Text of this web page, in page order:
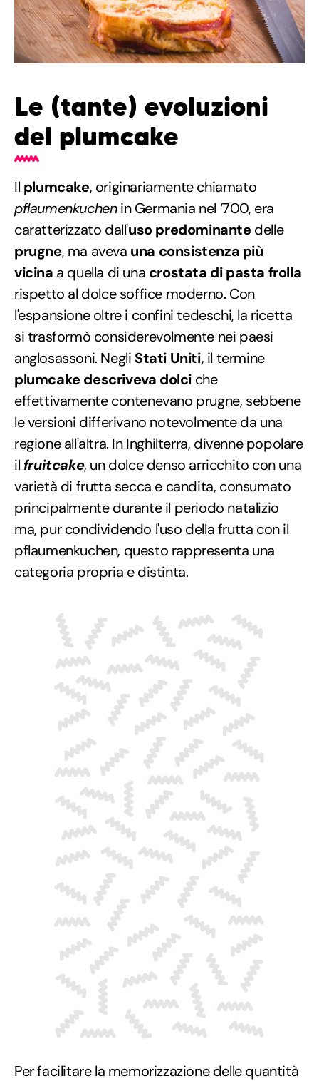
Le (tante) evoluzioni
del plumcake
Il plumcake, originariamente chiamato
pflaumenkuchenin Germania nel ‘700, era
caratterizzato dall'uso predominantedelle
prugne, ma aveva una consistenza più
vicina a quella di una crostata di pasta frolla
rispetto al dolce soffice moderno. Con
l'espansione oltre i confini tedeschi, la ricetta
si trasformò considerevolmente nei paesi
anglosassoni. Negli Stati Uniti, il termine
plumcake descriveva dolci che
effettivamente contenevano prugne, sebbene
le versioni differivano notevolmente da una
regione all'altra. In Inghilterra, divenne popolare
il fruitcake, un dolce denso arricchito con una
varietà di frutta secca e candita, consumato
principalmente durante il periodo natalizio
ma, pur condividendo l'uso della frutta con il
pflaumenkuchen, questo rappresenta una
categoria propria e distinta.
Per facilitare la memorizzazione delle quantità